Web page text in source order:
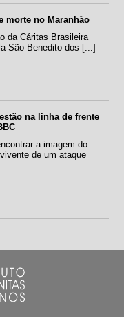
morte no Maranhão
da Cáritas Brasileira
São Benedito dos [...]
na linha de frente
a imagem do
de um ataque